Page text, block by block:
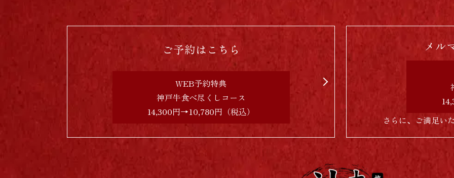
ご予約はこちら
WEB予約特典
神戸牛食べ尽くしコース
14,300円→10,780円（税込）
メル
さらに、ご満足い